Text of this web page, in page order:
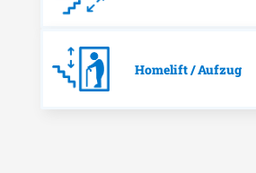
Homelift / Aufzug